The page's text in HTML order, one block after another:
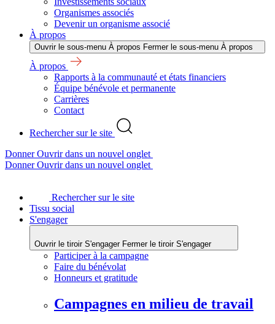
Organismes associés
Devenir un organisme associé
À propos
Ouvrir le sous-menu À propos Fermer le sous-menu À propos
À propos
Rapports à la communauté et états financiers
Équipe bénévole et permanente
Carrières
Contact
Rechercher sur le site
DonnerOuvrir dans un nouvel onglet
DonnerOuvrir dans un nouvel onglet
Rechercher sur le site
Tissu social
S'engager
Ouvrir le tiroir S'engager Fermer le tiroir S'engager
Participer à la campagne
Faire du bénévolat
Honneurs et gratitude
Campagnes en milieu de travail